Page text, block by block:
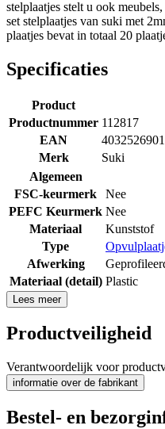
stelplaatjes stelt u ook
set stelplaatjes van suki met
plaatjes bevat in totaal 20
Specificaties
Product
Productnummer 112817
EAN
Merk
Suki
Algemeen
FSC-keurmerk
Nee
PEFC Keurmerk Nee
Materiaal
Kunststof
Type
Afwerking
Materiaal (detail) Plastic
Lees meer
Productveiligheid
Verantwoordelijk voor
informatie over de fabrikant
Bestel- en